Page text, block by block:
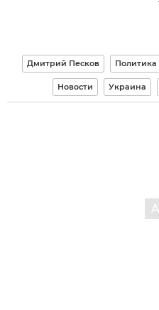
Дмитрий Песков Политика
Новости Украина